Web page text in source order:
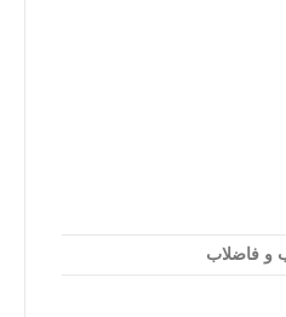
و فاضلاب